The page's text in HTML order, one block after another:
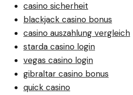
casino sicherheit
blackjack casino bonus
casino auszahlung vergleich
starda casino login
vegas casino login
gibraltar casino bonus
quick casino